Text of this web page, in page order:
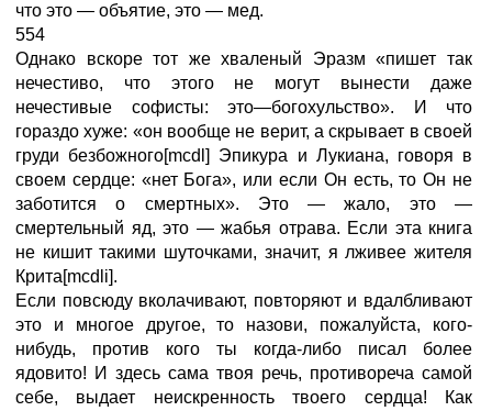
что это — объятие, это — мед.
554
Однако вскоре тот же хваленый Эразм «пишет так
нечестиво, что этого не могут вынести даже
нечестивые софисты: это—богохульство». И что
гораздо хуже: «он вообще не верит, а скрывает в своей
груди безбожного[mcdl] Эпикура и Лукиана, говоря в
своем сердце: «нет Бога», или если Он есть, то Он не
заботится о смертных». Это — жало, это —
смертельный яд, это — жабья отрава. Если эта книга
не кишит такими шуточками, значит, я лживее жителя
Крита[mcdli].
Если повсюду вколачивают, повторяют и вдалбливают
это и многое другое, то назови, пожалуйста, кого-
нибудь, против кого ты когда-либо писал более
ядовито! И здесь сама твоя речь, противореча самой
себе, выдает неискренность твоего сердца! Как